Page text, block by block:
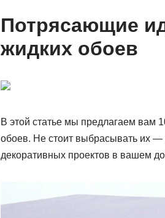
Потрясающие
жидких обоев
В этой статье мы предлагаем вам
обоев. Не стоит выбрасывать их
декоративных проектов в вашем